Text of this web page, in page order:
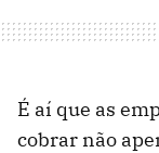
É aí que as
cobrar não